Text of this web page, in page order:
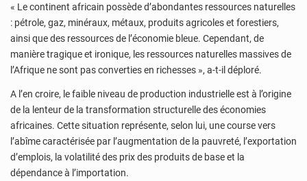
« Le continent africain possède d’abondantes ressources naturelles
: pétrole, gaz, minéraux, métaux, produits agricoles et forestiers,
ainsi que des ressources de l’économie bleue. Cependant, de
manière tragique et ironique, les ressources naturelles massives de
l’Afrique ne sont pas converties en richesses », a-t-il déploré.
A l’en croire, le faible niveau de production industrielle est à l’origine
de la lenteur de la transformation structurelle des économies
africaines. Cette situation représente, selon lui, une course vers
l’abîme caractérisée par l’augmentation de la pauvreté, l’exportation
d’emplois, la volatilité des prix des produits de base et la
dépendance à l’importation.